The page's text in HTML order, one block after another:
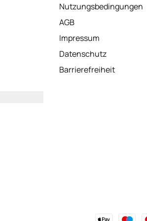
Tab)
Nutzungsbedingungen
AGB(öffnet in neuem Tab)
Impressum
Datenschutz(öffnet in
Barrierefreiheit(öffnet in